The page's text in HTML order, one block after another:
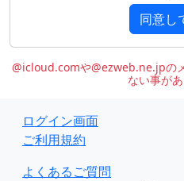
同意し
@icloud.comや@ezweb.ne.jpの
ない事があ
ログイン画面
ご利用規約
よくあるご質問